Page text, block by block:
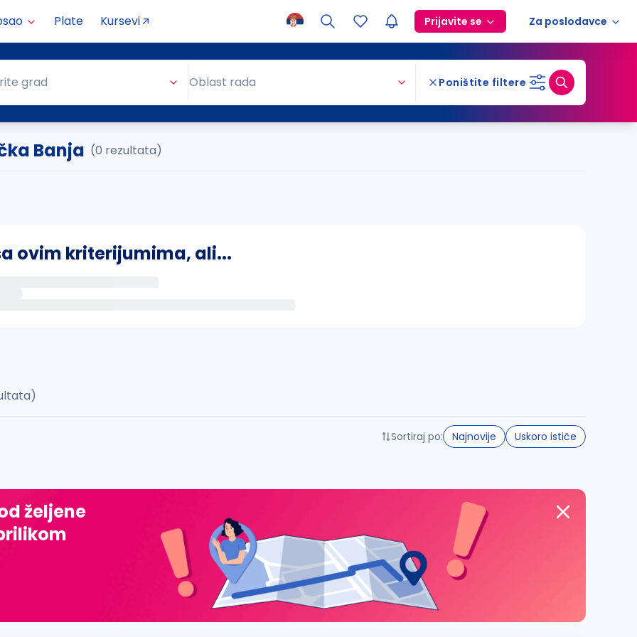
Plate Kursevi Prijavite se Za poslodavce
grad Oblast rada Poništite filtere
Banja (0 rezultata)
ovim kriterijumima, ali...
đ, ž, dž)
Sortiraj po: Najnovije Uskoro ističe
željene